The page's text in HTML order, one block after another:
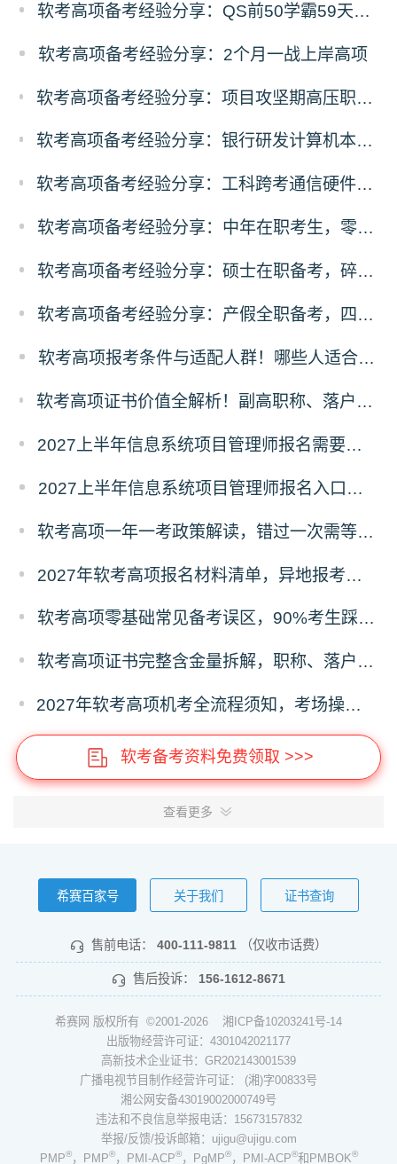
软考高项备考经验分享：QS前50学霸59天零基础高项冲刺之路
软考高项备考经验分享：2个月一战上岸高项
软考高项备考经验分享：项目攻坚期高压职场人，碎片时间突围备考
软考高项备考经验分享：银行研发计算机本硕，3个月100小时极速通关
软考高项备考经验分享：工科跨考通信硬件从业者，规划先行稳扎稳打通关
软考高项备考经验分享：中年在职考生，零基础突围备考经验
软考高项备考经验分享：硕士在职备考，碎片化时间高效通关方案
软考高项备考经验分享：产假全职备考，四轮递进式复习落地法
软考高项报考条件与适配人群！哪些人适合考高项
软考高项证书价值全解析！副高职称、落户补贴、职场晋升专属红利
2027上半年信息系统项目管理师报名需要准备哪些材料？
2027上半年信息系统项目管理师报名入口及流程
软考高项一年一考政策解读，错过一次需等待一整年的影响分析
2027年软考高项报名材料清单，异地报考、照片、证明材料标准
软考高项零基础常见备考误区，90%考生踩坑的失分问题
软考高项证书完整含金量拆解，职称、落户、补贴、投标全用途
2027年软考高项机考全流程须知，考场操作、时间分配、答题禁忌
软考备考资料免费领取 >>>
查看更多
希赛百家号 关于我们 证书查询
售前电话： 400-111-9811 （仅收市话费）
售后投诉： 156-1612-8671
希赛网 版权所有 ©2001-2026 湘ICP备10203241号-14
出版物经营许可证：4301042021177
高新技术企业证书：GR202143001539
广播电视节目制作经营许可证： (湘)字00833号
湘公网安备43019002000749号
违法和不良信息举报电话：15673157832
举报/反馈/投诉邮箱：ujigu@ujigu.com
PMP®，PMP®，PMI-ACP®，PgMP®，PMI-ACP®和PMBOK®